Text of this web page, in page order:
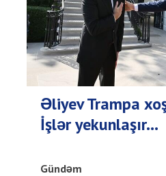
Əliyev Trampa
İşlər yekunlaşır...
Gündəm